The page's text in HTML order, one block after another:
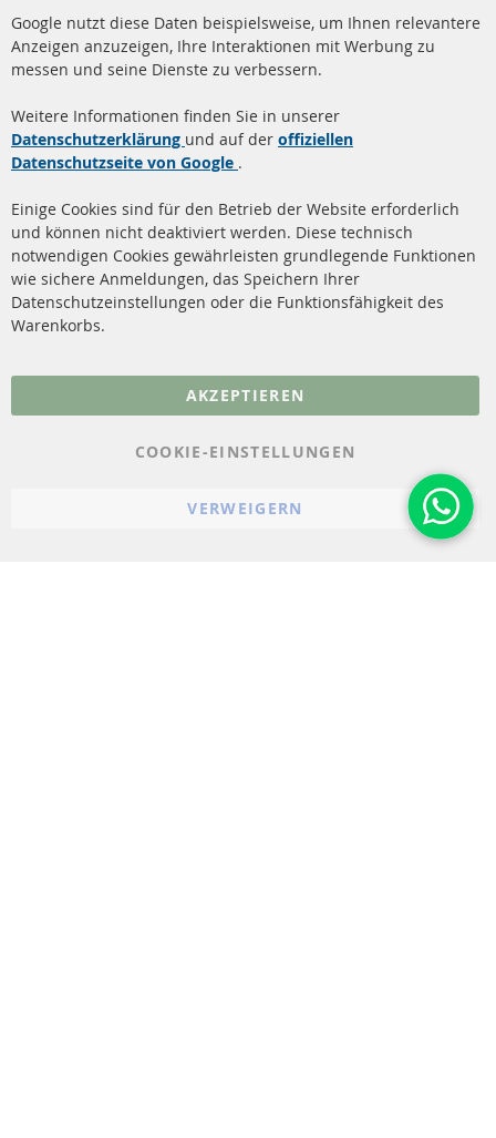
facebook
instagram
Quick Links
Dieselpartikelfilter (DPF)
Dieselpartikelfilter
Katalysator (KAT)
Sensoren
FAQ
Kundenservice
Über uns
Versandkosten
Kontakt
Vertrag widerrufen
Google nutzt diese Daten beispielsweise, um Ihnen relevantere
Anzeigen anzuzeigen, Ihre Interaktionen mit Werbung zu
messen und seine Dienste zu verbessern.
Weitere Informationen finden Sie in unserer
Datenschutzerklärung und auf der offiziellen
Datenschutzseite von Google .
Einige Cookies sind für den Betrieb der Website erforderlich
und können nicht deaktiviert werden. Diese technisch
notwendigen Cookies gewährleisten grundlegende Funktionen
wie sichere Anmeldungen, das Speichern Ihrer
Datenschutzeinstellungen oder die Funktionsfähigkeit des
Warenkorbs.
AKZEPTIEREN
COOKIE-EINSTELLUNGEN
VERWEIGERN